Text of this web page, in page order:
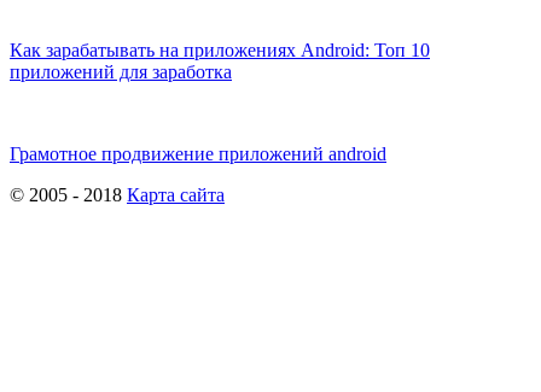
Как зарабатывать на приложениях Android: Топ 10
приложений для заработка
Грамотное продвижение приложений android
© 2005 - 2018 Карта сайта